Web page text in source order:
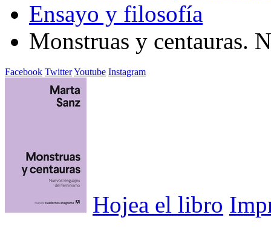
Ensayo y filosofía
Monstruas y centauras.
Facebook TwitterYoutube Instagram
Hojea el libro